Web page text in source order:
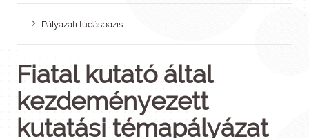
Pályázati tudásbázis
Fiatal kutató által
kezdeményezett
kutatási témapályázat